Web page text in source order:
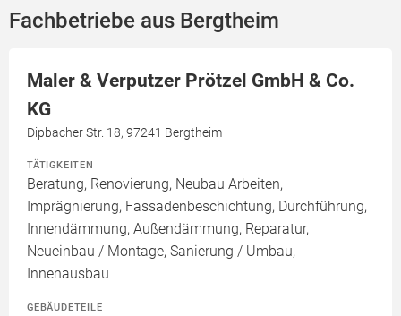
Fachbetriebe aus Bergtheim
Maler & Verputzer Prötzel GmbH & Co.
KG
Dipbacher Str. 18, 97241 Bergtheim
TÄTIGKEITEN
Beratung, Renovierung, Neubau Arbeiten,
Imprägnierung, Fassadenbeschichtung, Durchführung,
Innendämmung, Außendämmung, Reparatur,
Neueinbau / Montage, Sanierung / Umbau,
Innenausbau
GEBÄUDETEILE